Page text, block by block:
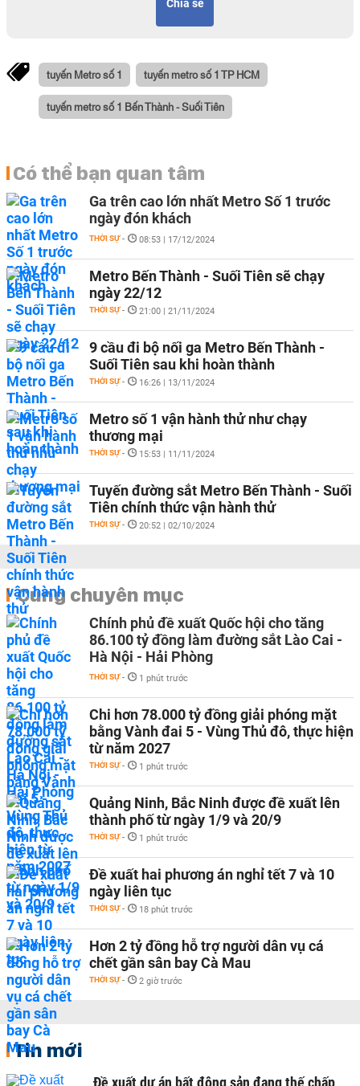
Chia sẻ
tuyến Metro số 1 tuyến metro số 1 TP HCM
tuyến metro số 1 Bến Thành - Suối Tiên
Có thể bạn quan tâm
Ga trên cao lớn nhất Metro Số 1 trước
ngày đón khách
THỜI SỰ - 08:53 | 17/12/2024
Metro Bến Thành - Suối Tiên sẽ chạy
ngày 22/12
THỜI SỰ - 21:00 | 21/11/2024
9 cầu đi bộ nối ga Metro Bến Thành -
Suối Tiên sau khi hoàn thành
THỜI SỰ - 16:26 | 13/11/2024
Metro số 1 vận hành thử như chạy
thương mại
THỜI SỰ - 15:53 | 11/11/2024
Tuyến đường sắt Metro Bến Thành - Suối
Tiên chính thức vận hành thử
THỜI SỰ - 20:52 | 02/10/2024
Cùng chuyên mục
Chính phủ đề xuất Quốc hội cho tăng
86.100 tỷ đồng làm đường sắt Lào Cai -
Hà Nội - Hải Phòng
THỜI SỰ - 1 phút trước
Chi hơn 78.000 tỷ đồng giải phóng mặt
bằng Vành đai 5 - Vùng Thủ đô, thực hiện
từ năm 2027
THỜI SỰ - 1 phút trước
Quảng Ninh, Bắc Ninh được đề xuất lên
thành phố từ ngày 1/9 và 20/9
THỜI SỰ - 1 phút trước
Đề xuất hai phương án nghỉ tết 7 và 10
ngày liên tục
THỜI SỰ - 18 phút trước
Hơn 2 tỷ đồng hỗ trợ người dân vụ cá
chết gần sân bay Cà Mau
THỜI SỰ - 2 giờ trước
Tin mới
Đề xuất dự án bất động sản đang thế chấp